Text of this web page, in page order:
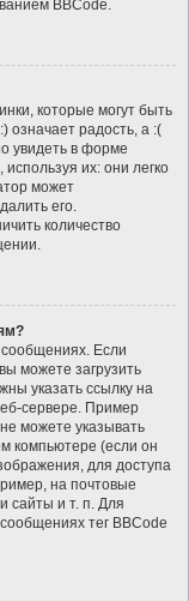
BBCode.
которые могут быть
означает радость, а :(
увидеть в форме
их: они легко
может
его.
количество
Если
можете загрузить
указать ссылку на
сервере. Пример
можете указывать
компьютере (если он
для доступа
на почтовые
сайты и т. п. Для
тег BBCode